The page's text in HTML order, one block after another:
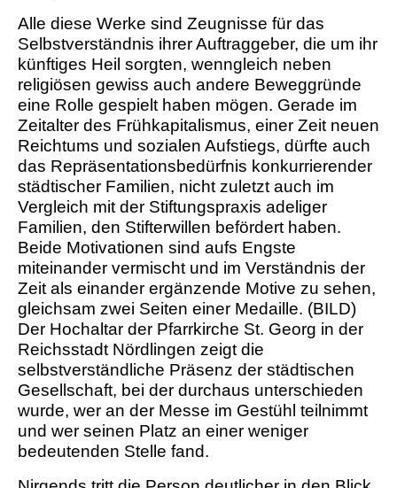
Alle diese Werke sind Zeugnisse für das
Selbstverständnis ihrer Auftraggeber, die um ihr
künftiges Heil sorgten, wenngleich neben
religiösen gewiss auch andere Beweggründe
eine Rolle gespielt haben mögen. Gerade im
Zeitalter des Frühkapitalismus, einer Zeit neuen
Reichtums und sozialen Aufstiegs, dürfte auch
das Repräsentationsbedürfnis konkurrierender
städtischer Familien, nicht zuletzt auch im
Vergleich mit der Stiftungspraxis adeliger
Familien, den Stifterwillen befördert haben.
Beide Motivationen sind aufs Engste
miteinander vermischt und im Verständnis der
Zeit als einander ergänzende Motive zu sehen,
gleichsam zwei Seiten einer Medaille. (BILD)
Der Hochaltar der Pfarrkirche St. Georg in der
Reichsstadt Nördlingen zeigt die
selbstverständliche Präsenz der städtischen
Gesellschaft, bei der durchaus unterschieden
wurde, wer an der Messe im Gestühl teilnimmt
und wer seinen Platz an einer weniger
bedeutenden Stelle fand.